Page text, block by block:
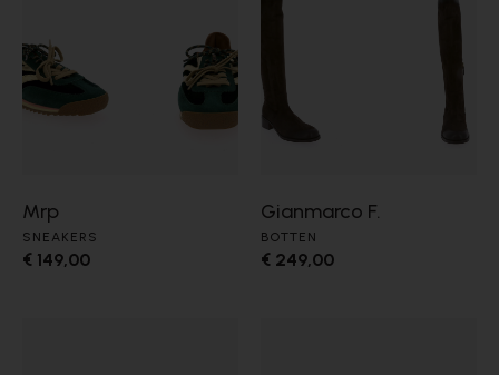
Mrp
SNEAKERS
€ 149,00
Gianmarco F.
BOTTEN
€ 249,00